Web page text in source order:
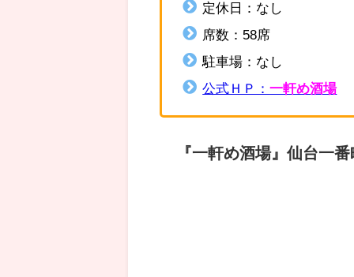
定休日：なし
席数：58席
駐車場：なし
公式ＨＰ：一軒め酒場
『一軒め酒場』仙台一